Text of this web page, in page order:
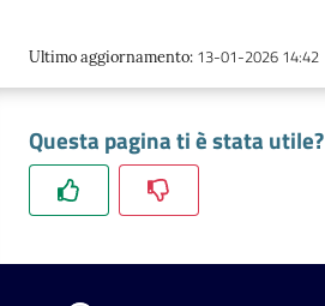
l'impresa
e
territorio
Ultimo aggiornamento: 13-01-2026 14:42
Questa pagina ti è stata utile?